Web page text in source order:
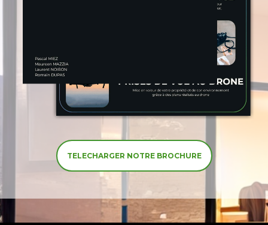
TELECHARGER NOTRE BROCHURE